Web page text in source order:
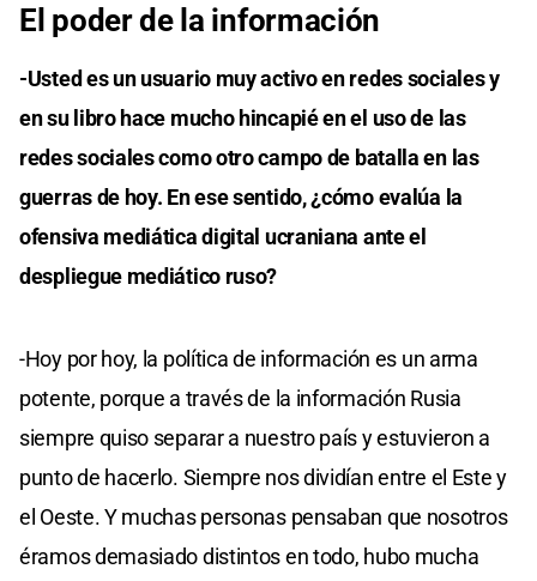
El poder de la información
-Usted es un usuario muy activo en redes sociales y
en su libro hace mucho hincapié en el uso de las
redes sociales como otro campo de batalla en las
guerras de hoy. En ese sentido, ¿cómo evalúa la
ofensiva mediática digital ucraniana ante el
despliegue mediático ruso?
-Hoy por hoy, la política de información es un arma
potente, porque a través de la información Rusia
siempre quiso separar a nuestro país y estuvieron a
punto de hacerlo. Siempre nos dividían entre el Este y
el Oeste. Y muchas personas pensaban que nosotros
éramos demasiado distintos en todo, hubo mucha